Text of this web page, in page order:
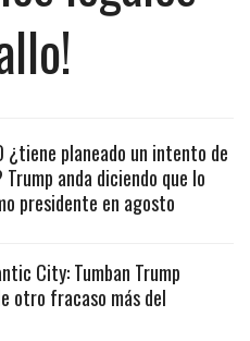
¿tiene planeado un intento de
anda diciendo que lo
presidente en agosto
City: Tumban Trump
otro fracaso más del